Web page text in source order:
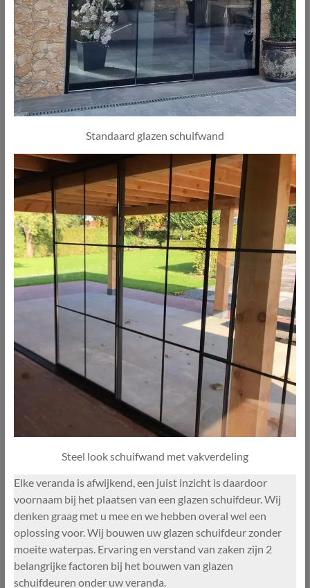
Standaard glazen schuifwand
Steel look schuifwand met vakverdeling
Elke veranda is afwijkend, een juist inzicht is daardoor
voornaam bij het plaatsen van een glazen schuifdeur. Wij
denken graag met u mee en we hebben overal wel een
oplossing voor. Wij bouwen uw glazen schuifdeur zonder
moeite waterpas. Ervaring en verstand van zaken zijn 2
belangrijke factoren bij het bouwen van glazen
schuifdeuren onder uw veranda.